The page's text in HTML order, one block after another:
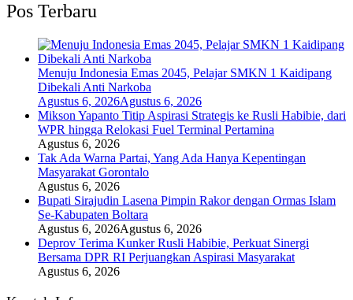
Pos Terbaru
Menuju Indonesia Emas 2045, Pelajar SMKN 1 Kaidipang
Dibekali Anti Narkoba
Agustus 6, 2026Agustus 6, 2026
Mikson Yapanto Titip Aspirasi Strategis ke Rusli Habibie, dari
WPR hingga Relokasi Fuel Terminal Pertamina
Agustus 6, 2026
Tak Ada Warna Partai, Yang Ada Hanya Kepentingan
Masyarakat Gorontalo
Agustus 6, 2026
Bupati Sirajudin Lasena Pimpin Rakor dengan Ormas Islam
Se-Kabupaten Boltara
Agustus 6, 2026Agustus 6, 2026
Deprov Terima Kunker Rusli Habibie, Perkuat Sinergi
Bersama DPR RI Perjuangkan Aspirasi Masyarakat
Agustus 6, 2026